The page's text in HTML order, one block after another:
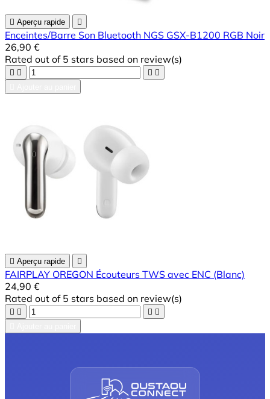
 Aperçu rapide 
Enceintes/Barre Son Bluetooth NGS GSX-B1200 RGB Noir
26,90 €
Rated out of 5 stars based on review(s)
   
 Aperçu rapide 
FAIRPLAY OREGON Écouteurs TWS avec ENC (Blanc)
24,90 €
Rated out of 5 stars based on review(s)
   